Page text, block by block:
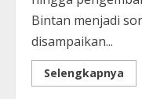
Bintan menjadi
disampaikan...
Selengkapnya